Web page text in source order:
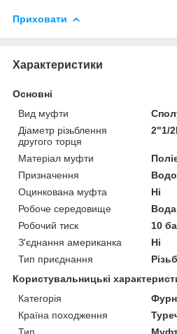
Приховати
Характеристики
Основні
Вид муфти
Діаметр різьблення
другого торця
2"1/
Матеріал муфти
Призначення
Оцинкована муфта
Ні
Робоче середовище
Вода
Робочий тиск
10
З'єднання американка
Ні
Тип приєднання
Користувальницькі
Категорія
Країна походження
Тип